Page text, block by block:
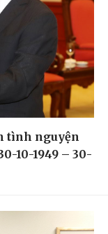
tình nguyện
10-1949 – 30-